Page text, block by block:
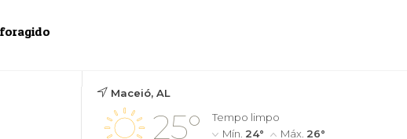
Maceió, AL
25°
Tempo limpo
Mín. 24° Máx. 26°